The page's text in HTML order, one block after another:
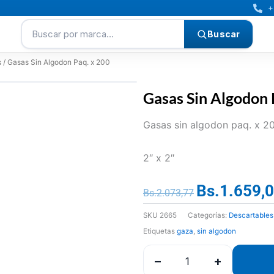
Buscar por marca… Buscar
/ Gasas Sin Algodon Paq. x 200
Gasas Sin Algodon
Gasas sin algodon paq. x
2″ x 2″
Bs.2.073,77 El
precio
original
era:
Bs.2.073,77.
Bs.
SKU 2665 Categorías:
Etiquetas gaza sin algodon
− +